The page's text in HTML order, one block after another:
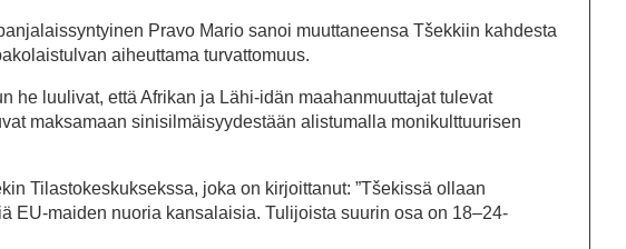
Pravo Mario sanoi muuttaneensa Tšekkiin kahdesta
aiheuttama turvattomuus.
he luulivat, että Afrikan ja Lähi-idän maahanmuuttajat tulevat
maksamaan sinisilmäisyydestään alistumalla monikulttuurisen
Tilastokeskuksekssa, joka on kirjoittanut: ”Tšekissä ollaan
EU-maiden nuoria kansalaisia. Tulijoista suurin osa on 18–24-